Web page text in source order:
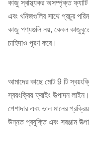
কাজু স্বাস্থ্যকর অসম্পৃক্ত ফ্যাটি
এবং খনিজগুলির সাথে প্রচুর
কাজু পণ্যগুলি নয়, কেবল
চাহিদাও পূরণ করে।
আমাদের কাছে মোট 9 টি
স্বয়ংক্রিয় ফ্রাইং উত্পাদন
পেশাদার এবং ভাল মানের
উন্নত প্রযুক্তি এবং সরঞ্জাম